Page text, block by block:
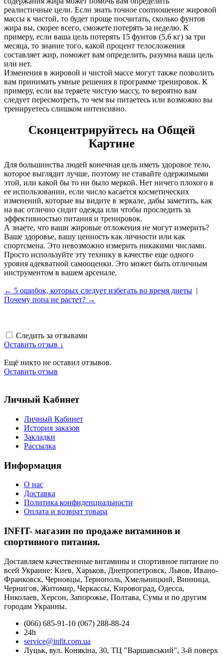
реалистичные цели. Если знать точное соотношение жировой
массы к чистой, то будет проще посчитать, сколько фунтов
жира вы, скорее всего, сможете потерять за неделю. К
примеру, если ваша цель потерять 15 фунтов (5,6 кг) за три
месяца, то знание того, какой процент телосложения
составляет жир, поможет вам определить, разумна ваша цель
или нет.
Изменения в жировой и чистой массе могут также позволить
вам принимать умные решения в программе тренировок. К
примеру, если вы теряете чистую массу, то вероятно вам
следует пересмотреть, то чем вы питаетесь или возможно вы
тренируетесь слишком интенсивно.
Сконцентрируйтесь на Общей
Картине
Для большинства людей конечная цель иметь здоровое тело,
которое выглядит лучше, поэтому не ставайте одержимыми
этой, или какой бы то ни было меркой. Нет ничего плохого в
ее использовании, если число касается косметических
изменений, которые вы видите в зеркале, дабы заметить, как
на вас отлично сидит одежда или чтобы проследить за
эффективностью питания и тренировок.
А знаете, что ваши жировые отложения не могут измерить?
Ваше здоровье, вашу ценность как личности или как
спортсмена. Это невозможно измерить никакими числами.
Просто используйте эту технику в качестве еще одного
уровня адекватной самооценки. Это может быть отличным
инструментом в вашем арсенале.
← 5 ошибок, которых следует избегать во время диеты |
Почему попа не растет? →
Следить за отзывами
Оставить отзыв ↓
Ещё никто не оставил отзывов.
Оставить отзыв
Личный Кабинет
Личный Кабинет
История заказов
Закладки
Рассылка
Информация
О нас
Доставка
Политика конфиденциальности
Оплата и возврат товара
INFIT- магазин по продаже витаминов и
спортивного питания.
Доставляем качественные витамины и спортивное питание по
всей Украине: Киев, Харьков, Днепропетровск, Львов, Ивано-
Франковск, Черновцы, Тернополь, Хмельницкий, Винница,
Чернигов, Житомир, Черкассы, Кировоград, Одесса,
Николаев, Херсон, Запорожье, Полтава, Сумы и по другим
городам Украины.
(066) 685-91-10 (067) 288-88-24
24h
service@infit.com.ua
Луцьк, вул. Конякіна, 30, ТЦ "Варшавський", 3-й поверх